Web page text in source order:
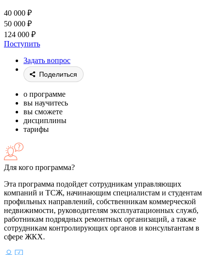
40 000 ₽
50 000 ₽
124 000 ₽
Поступить
Задать вопрос
Поделиться
о программе
вы научитесь
вы сможете
дисциплины
тарифы
Для кого программа?
Эта программа подойдет сотрудникам управляющих
компаний и ТСЖ, начинающим специалистам и студентам
профильных направлений, собственникам коммерческой
недвижимости, руководителям эксплуатационных служб,
работникам подрядных ремонтных организаций, а также
сотрудникам контролирующих органов и консультантам в
сфере ЖКХ.